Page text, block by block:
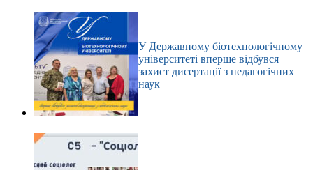
У Державному біотехнологічному
університеті вперше відбувся
захист дисертації з педагогічних
наук